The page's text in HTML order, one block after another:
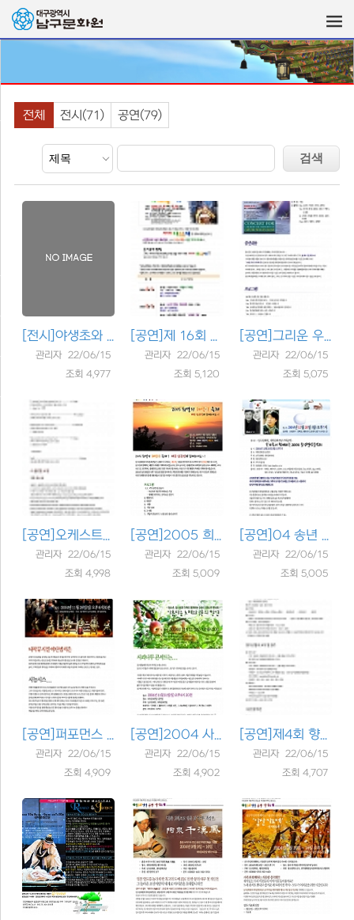
전체 전시(71) 공연(79)
[전시] 야생초와 수련의 어울림 축..
관리자 22/06/15
조회 4,977
[공연]제 16회 대덕제(5월5일 ~ 8..
관리자 22/06/15
조회 5,120
[공연] 그리운 우리 가곡의 밤
관리자 22/06/15
조회 5,075
[공연] 오케스트라와 함께 떠나는 ..
관리자 22/06/15
조회 4,998
[공연]2005 희망의 해맞이 축제
관리자 22/06/15
조회 5,009
[공연] 04 송년 열린음악회
관리자 22/06/15
조회 5,005
[공연] 퍼포먼스 '야단법석'
관리자 22/06/15
조회 4,909
[공연]2004 사과나무 콘서트
관리자 22/06/15
조회 4,902
[공연] 제4회 향토가곡 경연대회
관리자 22/06/15
조회 4,707